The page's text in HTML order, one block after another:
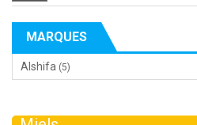
MARQUES
Alshifa (5)